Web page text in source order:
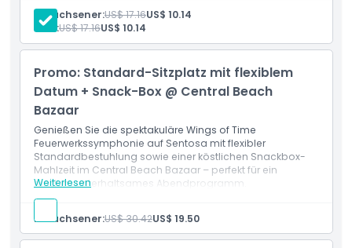
Inklusivleistungen
Ausschlüsse
Öffnungszeiten
Dinge, die Sie wissen sollten
Ort
Symphonie
Eintritt nur für die Show um 20:40 Uhr gültig
Datumsoffenes Ticket
Zugang zur Multimedia-Nachtshow-Erfahrung
Erwachsener:US$ 17.16US$ 10.14
Kind:US$ 17.16US$ 10.14
Promo: Standard-Sitzplatz mit flexiblem
Datum + Snack-Box @ Central Beach
Bazaar
Genießen Sie die spektakuläre Wings of Time
Feuerwerkssymphonie auf Sentosa mit flexibler
Standardbestuhlung sowie einer köstlichen Snackbox-
Mahlzeit im Central Beach Bazaar – perfekt für ein
rundum unterhaltsames Abendprogramm.
Weiterlesen
Einschlüsse
Standard-Sitzplatz-Eintritt zur Wings of Time
Feuerwerks-Symphonie
Gültig für entweder die 19:40 Uhr oder 20:40 Uhr
Erwachsener:US$ 30.42US$ 19.50